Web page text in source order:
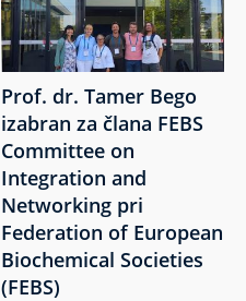
Prof. dr. Tamer Bego
izabran za člana FEBS
Committee on
Integration and
Networking pri
Federation of European
Biochemical Societies
(FEBS)